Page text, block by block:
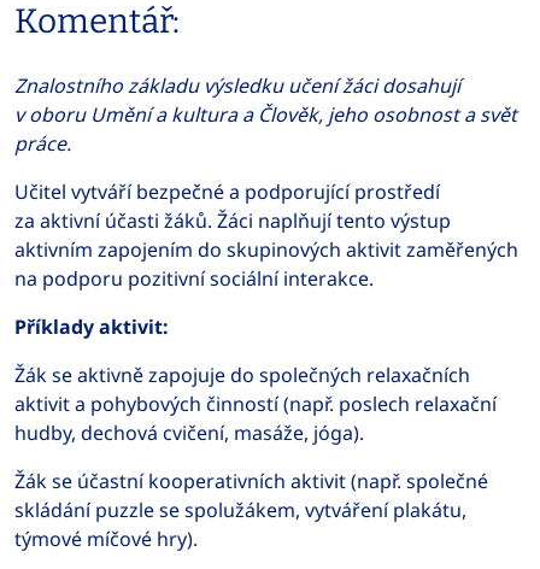
Komentář:
Znalostního základu výsledku učení žáci dosahují
v oboru Umění a kultura a Člověk, jeho osobnost a svět
práce.
Učitel vytváří bezpečné a podporující prostředí
za aktivní účasti žáků. Žáci naplňují tento výstup
aktivním zapojením do skupinových aktivit zaměřených
na podporu pozitivní sociální interakce.
Příklady aktivit:
Žák se aktivně zapojuje do společných relaxačních
aktivit a pohybových činností (např. poslech relaxační
hudby, dechová cvičení, masáže, jóga).
Žák se účastní kooperativních aktivit (např. společné
skládání puzzle se spolužákem, vytváření plakátu,
týmové míčové hry).